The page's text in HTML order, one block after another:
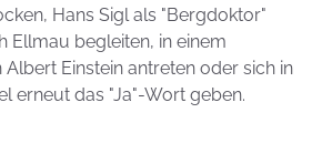
Hans Sigl als "Bergdoktor"
Ellmau begleiten, in einem
Einstein antreten oder sich in
erneut das "Ja"-Wort geben.